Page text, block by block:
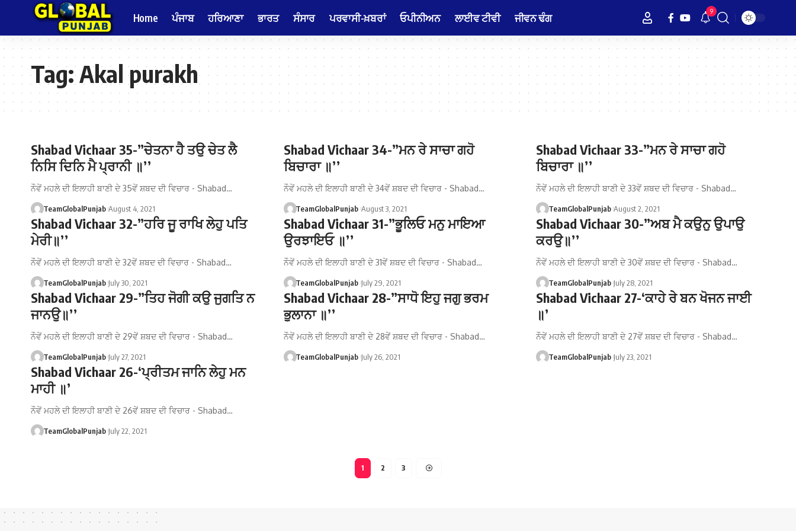
Home ਪੰਜਾਬ ਹਰਿਆਣਾ ਭਾਰਤ ਸੰਸਾਰ ਪਰਵਾਸੀ-ਖ਼ਬਰਾਂ ਓਪੀਨੀਅਨ ਲਾਈਵ ਟੀਵੀ ਜੀਵਨ ਢੰਗ 9
Tag:Akal purakh
Shabad Vichaar 35-”ਚੇਤਨਾ ਹੈ ਤਉ ਚੇਤ ਲੈ
ਨਿਸਿ ਦਿਨਿ ਮੈ ਪ੍ਰਾਨੀ ॥’’
ਨੌਵੇਂ ਮਹਲੇ ਦੀ ਇਲਾਹੀ ਬਾਣੀ ਦੇ 35ਵੇਂ ਸ਼ਬਦ ਦੀ ਵਿਚਾਰ - Shabad…
TeamGlobalPunjab August 4, 2021
Shabad Vichaar 34-”ਮਨ ਰੇ ਸਾਚਾ ਗਹੋ
ਬਿਚਾਰਾ ॥’’
ਨੌਵੇਂ ਮਹਲੇ ਦੀ ਇਲਾਹੀ ਬਾਣੀ ਦੇ 34ਵੇਂ ਸ਼ਬਦ ਦੀ ਵਿਚਾਰ - Shabad…
TeamGlobalPunjab August 3, 2021
Shabad Vichaar 33-”ਮਨ ਰੇ ਸਾਚਾ ਗਹੋ
ਬਿਚਾਰਾ ॥’’
ਨੌਵੇਂ ਮਹਲੇ ਦੀ ਇਲਾਹੀ ਬਾਣੀ ਦੇ 33ਵੇਂ ਸ਼ਬਦ ਦੀ ਵਿਚਾਰ - Shabad…
TeamGlobalPunjab August 2, 2021
Shabad Vichaar 32-”ਹਰਿ ਜੂ ਰਾਖਿ ਲੇਹੁ ਪਤਿ
ਮੇਰੀ॥’’
ਨੌਵੇਂ ਮਹਲੇ ਦੀ ਇਲਾਹੀ ਬਾਣੀ ਦੇ 32ਵੇਂ ਸ਼ਬਦ ਦੀ ਵਿਚਾਰ - Shabad…
TeamGlobalPunjab July 30, 2021
Shabad Vichaar 31-”ਭੂਲਿਓ ਮਨੁ ਮਾਇਆ
ਉਰਝਾਇਓ ॥’’
ਨੌਵੇਂ ਮਹਲੇ ਦੀ ਇਲਾਹੀ ਬਾਣੀ ਦੇ 31ਵੇਂ ਸ਼ਬਦ ਦੀ ਵਿਚਾਰ - Shabad…
TeamGlobalPunjab July 29, 2021
Shabad Vichaar 30-”ਅਬ ਮੈ ਕਉਨੁ ਉਪਾਉ
ਕਰਉ॥’’
ਨੌਵੇਂ ਮਹਲੇ ਦੀ ਇਲਾਹੀ ਬਾਣੀ ਦੇ 30ਵੇਂ ਸ਼ਬਦ ਦੀ ਵਿਚਾਰ - Shabad…
TeamGlobalPunjab July 28, 2021
Shabad Vichaar 29-”ਤਿਹ ਜੋਗੀ ਕਉ ਜੁਗਤਿ ਨ
ਜਾਨਉ॥’’
ਨੌਵੇਂ ਮਹਲੇ ਦੀ ਇਲਾਹੀ ਬਾਣੀ ਦੇ 29ਵੇਂ ਸ਼ਬਦ ਦੀ ਵਿਚਾਰ - Shabad…
TeamGlobalPunjab July 27, 2021
Shabad Vichaar 28-”ਸਾਧੋ ਇਹੁ ਜਗੁ ਭਰਮ
ਭੁਲਾਨਾ ॥’’
ਨੌਵੇਂ ਮਹਲੇ ਦੀ ਇਲਾਹੀ ਬਾਣੀ ਦੇ 28ਵੇਂ ਸ਼ਬਦ ਦੀ ਵਿਚਾਰ - Shabad…
TeamGlobalPunjab July 26, 2021
Shabad Vichaar 27-‘ਕਾਹੇ ਰੇ ਬਨ ਖੋਜਨ ਜਾਈ
॥’
ਨੌਵੇਂ ਮਹਲੇ ਦੀ ਇਲਾਹੀ ਬਾਣੀ ਦੇ 27ਵੇਂ ਸ਼ਬਦ ਦੀ ਵਿਚਾਰ - Shabad…
TeamGlobalPunjab July 23, 2021
Shabad Vichaar 26-‘ਪ੍ਰੀਤਮ ਜਾਨਿ ਲੇਹੁ ਮਨ
ਮਾਹੀ ॥’
ਨੌਵੇਂ ਮਹਲੇ ਦੀ ਇਲਾਹੀ ਬਾਣੀ ਦੇ 26ਵੇਂ ਸ਼ਬਦ ਦੀ ਵਿਚਾਰ - Shabad…
TeamGlobalPunjab July 22, 2021
1 2 3